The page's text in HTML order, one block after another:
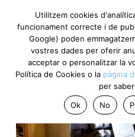
Utilitzem cookies
funcionament correcte i de
Google) poden
vostres dades per oferir
acceptar o personalitzar la
Política de Cookies o la pàgina
per
Ok
No